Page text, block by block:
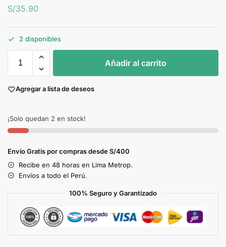
S/35.90
2 disponibles
Añadir al carrito
Agregar a lista de deseos
¡Solo quedan 2 en stock!
Envío Gratis por compras desde S/400
Recibe en 48 horas en Lima Metrop.
Envíos a todo el Perú.
100% Seguro y Garantizado